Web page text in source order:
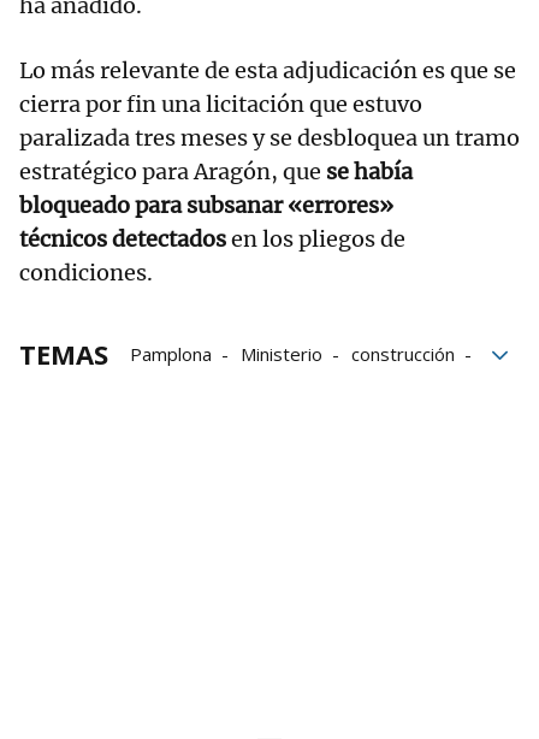
ha añadido.
Lo más relevante de esta adjudicación es que se
cierra por fin una licitación que estuvo
paralizada tres meses y se desbloquea un tramo
estratégico para Aragón, que se había
bloqueado para subsanar «errores»
técnicos detectadosen los pliegos de
condiciones.
TEMAS Pamplona Ministerio
construcción